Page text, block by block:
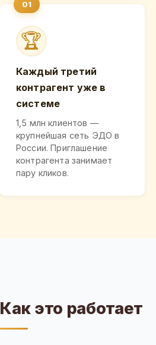
🏆
Каждый третий
контрагент уже в
системе
1,5 млн клиентов —
крупнейшая сеть ЭДО в
России. Приглашение
контрагента занимает
пару кликов.
Как это работает